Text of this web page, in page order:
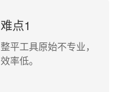
难点1
整平工具原始不专业，
效率低。